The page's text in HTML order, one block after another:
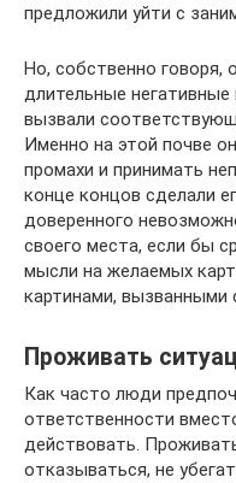
предложили уйти с
Но, собственно говоря,
длительные
вызвали
Именно на этой почве
промахи и принимать
конце концов сделали
доверенного
своего места, если бы
мысли на желаемых
картинами, вызванными
Проживать
Как часто люди
ответственности
действовать.
отказываться, не